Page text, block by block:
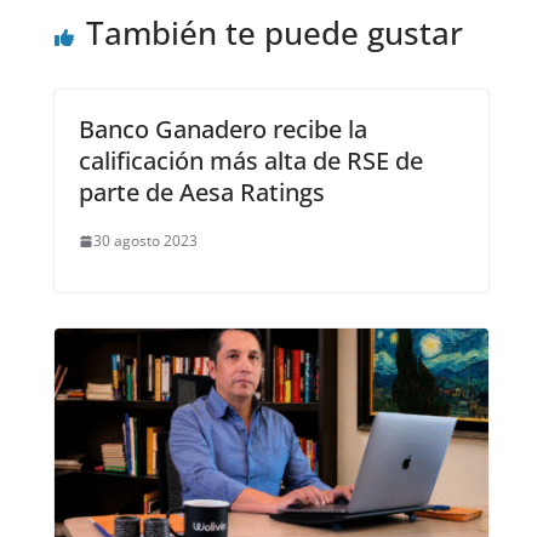
También te puede gustar
Banco Ganadero recibe la
calificación más alta de RSE de
parte de Aesa Ratings
30 agosto 2023